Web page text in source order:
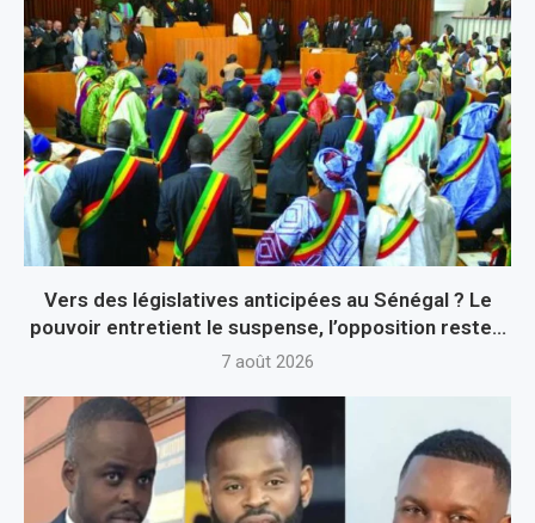
Vers des législatives anticipées au Sénégal ? Le
pouvoir entretient le suspense, l’opposition reste...
7 août 2026